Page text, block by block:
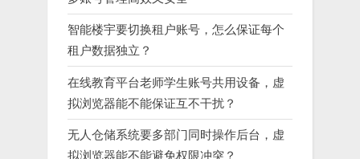
智能楼宇要切换租户账号，怎么保证每个
租户数据独立？
在线教育平台老师学生账号共用设备，虚
拟浏览器能不能保证互不干扰？
无人仓储系统要多部门同时操作后台，虚
拟浏览器能不能避免权限冲突？